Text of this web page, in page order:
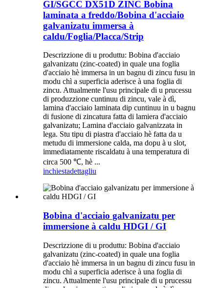
GI/SGCC DX51D ZINC Bobina
laminata a freddo/Bobina d'acciaio
galvanizatu immersa à
caldu/Foglia/Placca/Strip
Descrizzione di u produttu: Bobina d'acciaio
galvanizatu (zinc-coated) in quale una foglia
d'acciaio hè immersa in un bagnu di zincu fusu in
modu chì a superficia aderisce à una foglia di
zincu. Attualmente l'usu principale di u prucessu
di produzzione cuntinuu di zincu, vale à dì,
lamina d'acciaio laminata dip cuntinuu in u bagnu
di fusione di zincatura fatta di lamiera d'acciaio
galvanizatu; Lamina d'acciaio galvanizzata in
lega. Stu tipu di piastra d'acciaio hè fatta da u
metudu di immersione calda, ma dopu à u slot,
immediatamente riscaldatu à una temperatura di
circa 500 ℃, hè ...
inchiestadettagliu
Bobina d'acciaio galvanizatu per
immersione à caldu HDGI / GI
Descrizzione di u produttu: Bobina d'acciaio
galvanizatu (zinc-coated) in quale una foglia
d'acciaio hè immersa in un bagnu di zincu fusu in
modu chì a superficia aderisce à una foglia di
zincu. Attualmente l'usu principale di u prucessu